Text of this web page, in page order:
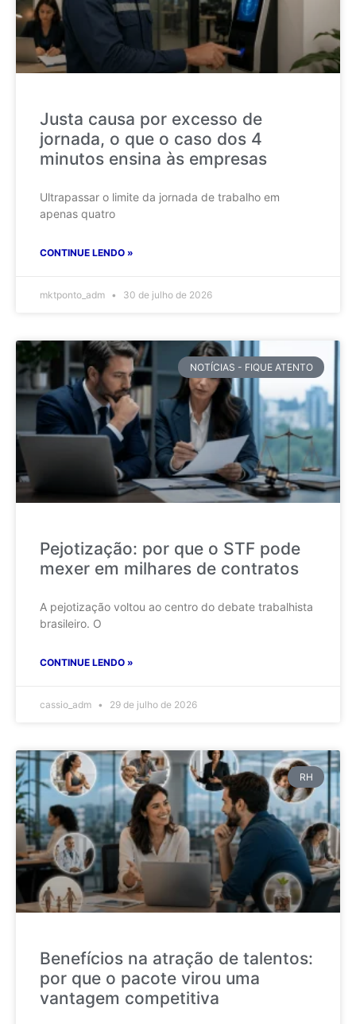
Justa causa por excesso de
jornada, o que o caso dos 4
minutos ensina às empresas
Ultrapassar o limite da jornada de trabalho em
apenas quatro
CONTINUE LENDO »
mktponto_adm 30 de julho de 2026
NOTÍCIAS - FIQUE ATENTO
Pejotização: por que o STF pode
mexer em milhares de contratos
A pejotização voltou ao centro do debate trabalhista
brasileiro. O
CONTINUE LENDO »
cassio_adm 29 de julho de 2026
RH
Benefícios na atração de talentos:
por que o pacote virou uma
vantagem competitiva